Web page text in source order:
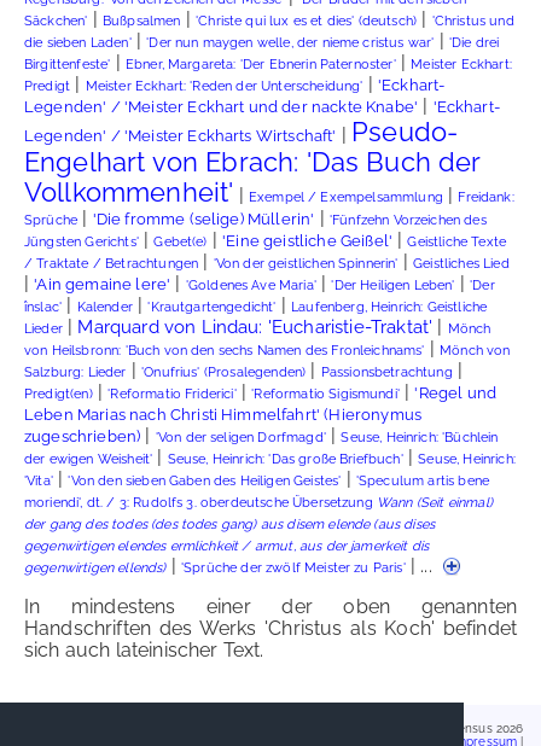
Säckchen' | Bußpsalmen |'Christe qui lux es et dies' (deutsch) | 'Christus und
die sieben Laden'|'Der nun maygen welle, der nieme cristus war' | 'Die drei
Birgittenfeste' | Ebner, Margareta: 'Der Ebnerin Paternoster'| Meister Eckhart:
Predigt | Meister Eckhart: 'Reden der Unterscheidung' | 'Eckhart-
Legenden' / 'Meister Eckhart und der nackte Knabe' | 'Eckhart-
Legenden' / 'Meister Eckharts Wirtschaft' | Pseudo-
Engelhart von Ebrach: 'Das Buch der
Vollkommenheit' | Exempel / Exempelsammlung | Freidank:
Sprüche | 'Die fromme (selige) Müllerin' | 'Fünfzehn Vorzeichen des
Jüngsten Gerichts'|Gebet(e) |'Eine geistliche Geißel' |Geistliche Texte
/ Traktate / Betrachtungen | 'Von der geistlichen Spinnerin' |Geistliches Lied
|'Ain gemaine lere' | 'Goldenes Ave Maria'|'Der Heiligen Leben' |'Der
înslac' | Kalender|'Krautgartengedicht' | Laufenberg, Heinrich: Geistliche
Lieder| Marquard von Lindau: 'Eucharistie-Traktat' | Mönch
von Heilsbronn: 'Buch von den sechs Namen des Fronleichnams' | Mönch von
Salzburg: Lieder |'Onufrius' (Prosalegenden) | Passionsbetrachtung |
Predigt(en)|'Reformatio Friderici'|'Reformatio Sigismundi'|'Regel und
Leben Marias nach Christi Himmelfahrt' (Hieronymus
zugeschrieben) | 'Von der seligen Dorfmagd'|Seuse, Heinrich: 'Büchlein
der ewigen Weisheit' | Seuse, Heinrich: 'Das große Briefbuch'|Seuse, Heinrich:
'Vita'|'Von den sieben Gaben des Heiligen Geistes' | 'Speculum artis bene
moriendi', dt. / 3: Rudolfs 3. oberdeutsche Übersetzung Wann (Seit einmal)
der gang des todes (des todes gang) aus disem elende (aus dises
gegenwirtigen elendes ermlichkeit / armut, aus der jamerkeit dis
gegenwirtigen ellends)|'Sprüche der zwölf Meister zu Paris'| ...
In mindestens einer der oben genannten
Handschriften des Werks 'Christus als Koch' befindet
sich auch lateinischer Text.
Handschriftencensus 2026
Impressum